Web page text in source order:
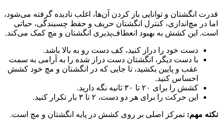
قدرت انگشتان و توانایی باز کردن آن‌ها، اغلب نادیده گرفته می‌شود،
اما در مچ‌اندازی، کنترل انگشتان حریف و حفظ چسبندگی، حیاتی
است. این کشش به بهبود انعطاف‌پذیری انگشتان و مچ کمک می‌کند.
دست خود را دراز کنید، کف دست رو به بالا باشد.
با دست دیگر، انگشتان دست دراز شده را به آرامی به سمت
عقب و پایین بکشید، تا جایی که در انگشتان و مچ خود کشش
احساس کنید.
کشش را برای ۲۰ تا ۳۰ ثانیه نگه دارید.
این حرکت را برای هر دو دست، ۲ تا ۳ بار تکرار کنید.
نکته مهم: تمرکز اصلی بر روی کشش در پایه انگشتان و مچ است.